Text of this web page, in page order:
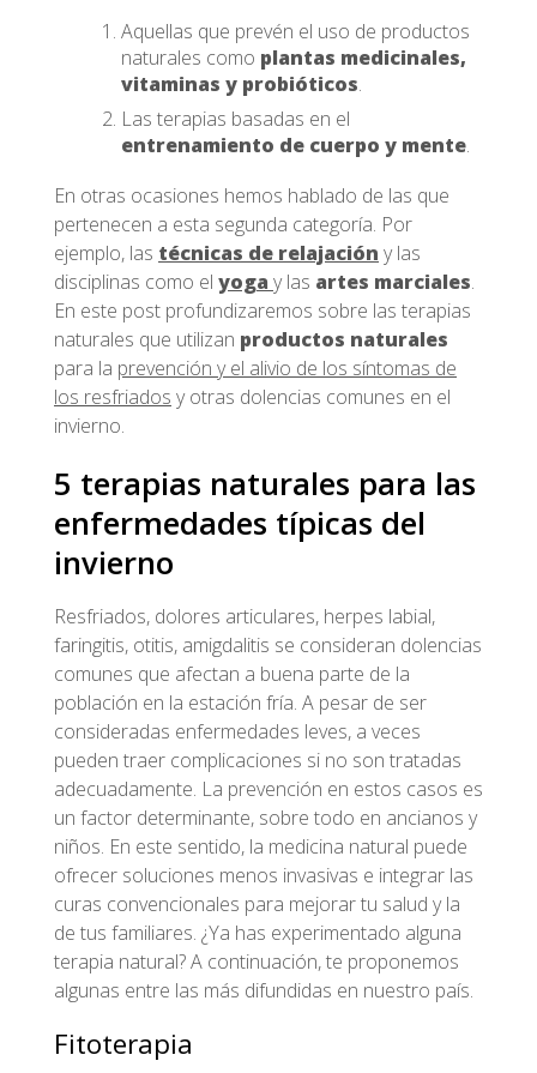
Aquellas que prevén el uso de productos
naturales como plantas medicinales,
vitaminas y probióticos.
Las terapias basadas en el
entrenamiento de cuerpo y mente.
En otras ocasiones hemos hablado de las que
pertenecen a esta segunda categoría. Por
ejemplo, las técnicas de relajación y las
disciplinas como el yoga y las artes marciales.
En este post profundizaremos sobre las terapias
naturales que utilizan productos naturales
para la prevención y el alivio de los síntomas de
los resfriados y otras dolencias comunes en el
invierno.
5 terapias naturales para las
enfermedades típicas del
invierno
Resfriados, dolores articulares, herpes labial,
faringitis, otitis, amigdalitis se consideran dolencias
comunes que afectan a buena parte de la
población en la estación fría. A pesar de ser
consideradas enfermedades leves, a veces
pueden traer complicaciones si no son tratadas
adecuadamente. La prevención en estos casos es
un factor determinante, sobre todo en ancianos y
niños. En este sentido, la medicina natural puede
ofrecer soluciones menos invasivas e integrar las
curas convencionales para mejorar tu salud y la
de tus familiares. ¿Ya has experimentado alguna
terapia natural? A continuación, te proponemos
algunas entre las más difundidas en nuestro país.
Fitoterapia